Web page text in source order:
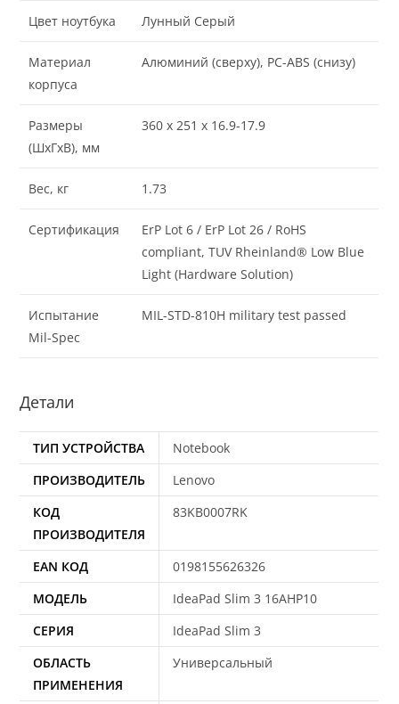
Цвет ноутбука Лунный Серый
Материал
корпуса
Алюминий (сверху), PC-ABS (снизу)
Размеры
(ШхГхВ), мм
360 x 251 x 16.9-17.9
Вес, кг 1.73
Сертификация
ErP Lot 6 / ErP Lot 26 / RoHS
compliant, TUV Rheinland® Low Blue
Light (Hardware Solution)
Испытание
Mil-Spec
MIL-STD-810H military test passed
Детали
ТИП УСТРОЙСТВА
Notebook
ПРОИЗВОДИТЕЛЬ
Lenovo
КОД
ПРОИЗВОДИТЕЛЯ
83KB0007RK
EAN КОД
0198155626326
МОДЕЛЬ
IdeaPad Slim 3 16AHP10
СЕРИЯ
IdeaPad Slim 3
ОБЛАСТЬ
ПРИМЕНЕНИЯ
Универсальный